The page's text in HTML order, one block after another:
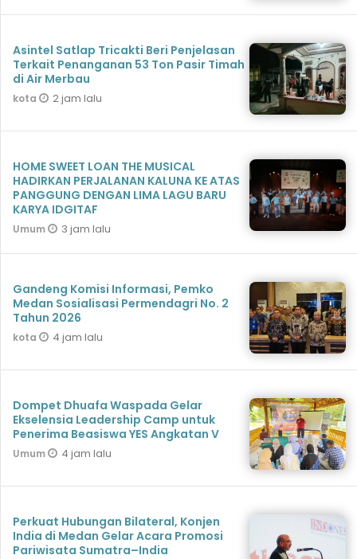
Asintel Satlap Tricakti Beri Penjelasan
Terkait Penanganan 53 Ton Pasir Timah
di Air Merbau
kota 2 jam lalu
HOME SWEET LOAN THE MUSICAL
HADIRKAN PERJALANAN KALUNA KE ATAS
PANGGUNG DENGAN LIMA LAGU BARU
KARYA IDGITAF
Umum 3 jam lalu
Gandeng Komisi Informasi, Pemko
Medan Sosialisasi Permendagri No. 2
Tahun 2026
kota 4 jam lalu
Dompet Dhuafa Waspada Gelar
Ekselensia Leadership Camp untuk
Penerima Beasiswa YES Angkatan V
Umum 4 jam lalu
Perkuat Hubungan Bilateral, Konjen
India di Medan Gelar Acara Promosi
Pariwisata Sumatra–India